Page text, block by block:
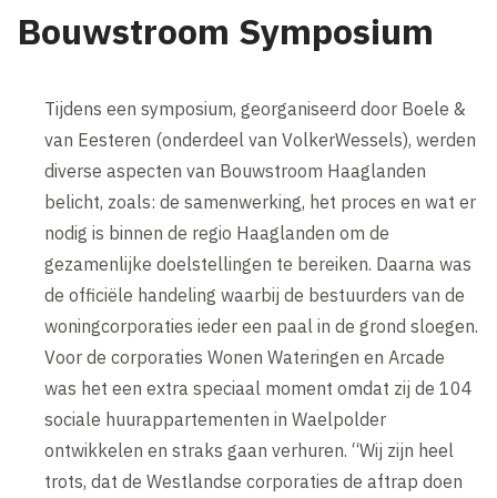
Bouwstroom Symposium
Tijdens een symposium, georganiseerd door Boele &
van Eesteren (onderdeel van VolkerWessels), werden
diverse aspecten van Bouwstroom Haaglanden
belicht, zoals: de samenwerking, het proces en wat er
nodig is binnen de regio Haaglanden om de
gezamenlijke doelstellingen te bereiken. Daarna was
de officiële handeling waarbij de bestuurders van de
woningcorporaties ieder een paal in de grond sloegen.
Voor de corporaties Wonen Wateringen en Arcade
was het een extra speciaal moment omdat zij de 104
sociale huurappartementen in Waelpolder
ontwikkelen en straks gaan verhuren. “Wij zijn heel
trots, dat de Westlandse corporaties de aftrap doen